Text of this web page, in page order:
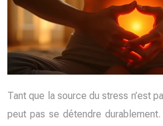
Tant que la source du stress n’est
peut pas se détendre